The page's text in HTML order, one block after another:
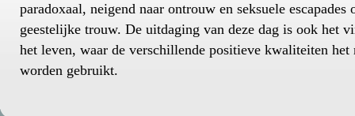
paradoxaal, neigend naar ontrouw en seksuele escapades
geestelijke trouw. De uitdaging van deze dag is ook het
het leven, waar de verschillende positieve kwaliteiten het
worden gebruikt.